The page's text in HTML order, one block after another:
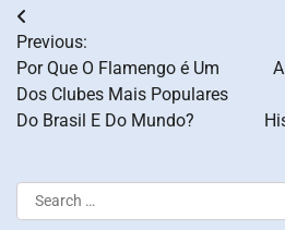
Post
navigation
Previous:
Por Que O Flamengo é Um
Dos Clubes Mais Populares
Do Brasil E Do Mundo?
Search
for: